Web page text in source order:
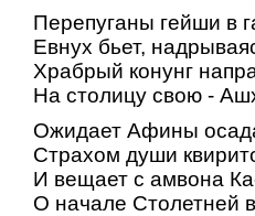
Перепуганы гейши в
Евнух бьет,
Храбрый конунг
На столицу свою -
Ожидает Афины
Страхом души
И вещает с амвона
О начале Столетней